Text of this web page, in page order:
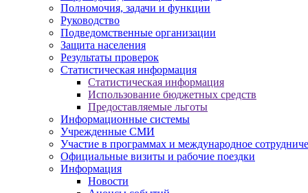
Полномочия, задачи и функции
Руководство
Подведомственные организации
Защита населения
Результаты проверок
Статистическая информация
Статистическая информация
Использование бюджетных средств
Предоставляемые льготы
Информационные системы
Учрежденные СМИ
Участие в программах и международное
Официальные визиты и рабочие поездки
Информация
Новости